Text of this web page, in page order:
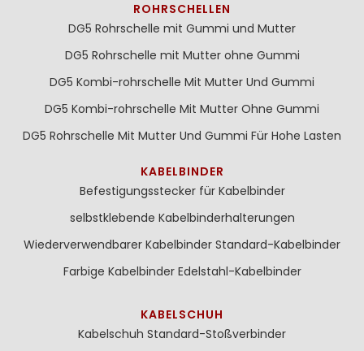
ROHRSCHELLEN
DG5 Rohrschelle mit Gummi und Mutter
DG5 Rohrschelle mit Mutter ohne Gummi
DG5 Kombi-rohrschelle Mit Mutter Und Gummi
DG5 Kombi-rohrschelle Mit Mutter Ohne Gummi
DG5 Rohrschelle Mit Mutter Und Gummi Für Hohe Lasten
KABELBINDER
Befestigungsstecker für Kabelbinder
selbstklebende Kabelbinderhalterungen
Wiederverwendbarer Kabelbinder Standard-Kabelbinder
Farbige Kabelbinder Edelstahl-Kabelbinder
KABELSCHUH
Kabelschuh Standard-Stoßverbinder